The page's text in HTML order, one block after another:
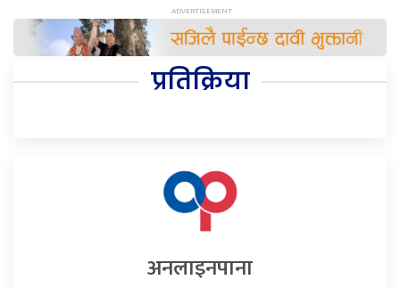
प्रतिक्रिया
अनलाइनपाना